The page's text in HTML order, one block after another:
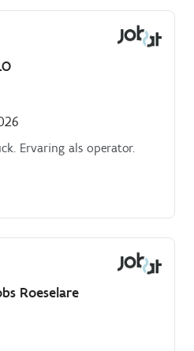
Ervaring als operator.
Roeselare